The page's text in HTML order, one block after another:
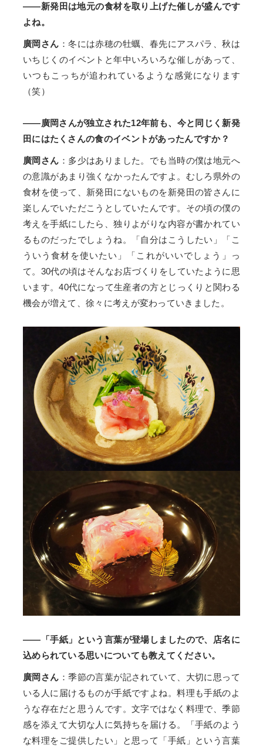
——新発田は地元の食材を取り上げた催しが盛んです
よね。
廣岡さん ：冬には赤穂の牡蠣、春先にアスパラ、秋は
いちじくのイベントと年中いろいろな催しがあって、
いつもこっちが追われているような感覚になります
（笑）
——廣岡さんが独立された12年前も、今と同じく新発
田にはたくさんの食のイベントがあったんですか？
廣岡さん ：多少はありました。でも当時の僕は地元へ
の意識があまり強くなかったんですよ。むしろ県外の
食材を使って、新発田にないものを新発田の皆さんに
楽しんでいただこうとしていたんです。その頃の僕の
考えを手紙にしたら、独りよがりな内容が書かれてい
るものだったでしょうね。「自分はこうしたい」「こ
ういう食材を使いたい」「これがいいでしょう」っ
て。30代の頃はそんなお店づくりをしていたように思
います。40代になって生産者の方とじっくりと関わる
機会が増えて、徐々に考えが変わっていきました。
——「手紙」という言葉が登場しましたので、店名に
込められている思いについても教えてください。
廣岡さん ：季節の言葉が記されていて、大切に思って
いる人に届けるものが手紙ですよね。料理も手紙のよ
うな存在だと思うんです。文字ではなく料理で、季節
感を添えて大切な人に気持ちを届ける。「手紙のよう
な料理をご提供したい」と思って「手紙」という言葉